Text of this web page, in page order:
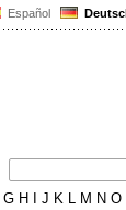
Español
G H J K L M N O